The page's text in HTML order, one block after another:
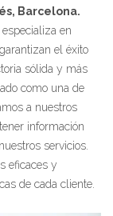
Barcelona.
en
el éxito
sólida y más
como una de
a nuestros
información
servicios.
eficaces y
de cada cliente.